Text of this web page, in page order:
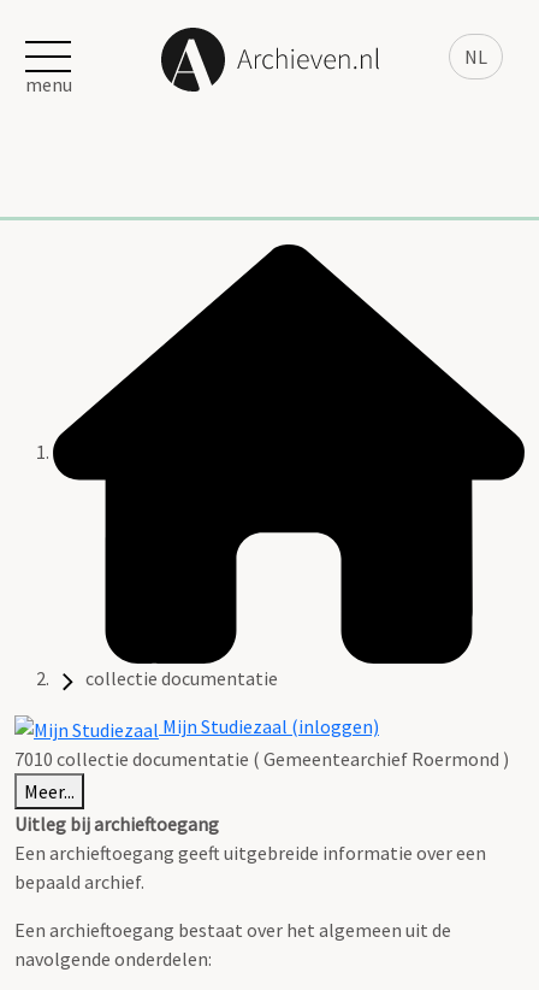
NL
menu
collectie documentatie
Mijn Studiezaal (inloggen)
7010 collectie documentatie ( Gemeentearchief Roermond )
Meer...
Uitleg bij archieftoegang
Een archieftoegang geeft uitgebreide informatie over een
bepaald archief.
Een archieftoegang bestaat over het algemeen uit de
navolgende onderdelen: